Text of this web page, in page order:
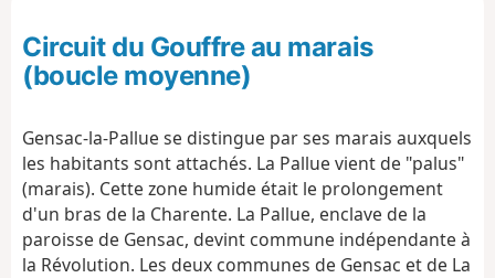
d
o
v
i
i
Circuit du Gouffre au marais
(boucle moyenne)
Gensac-la-Pallue se distingue par ses marais auxquels
les habitants sont attachés. La Pallue vient de "palus"
(marais). Cette zone humide était le prolongement
d'un bras de la Charente. La Pallue, enclave de la
paroisse de Gensac, devint commune indépendante à
la Révolution. Les deux communes de Gensac et de La